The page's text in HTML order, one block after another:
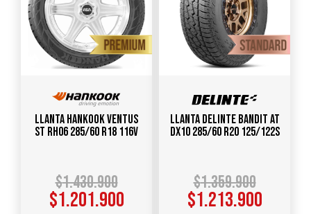
Llanta HANKOOK Ventus
ST RH06 285/60 R18 116V
$1.430.900
$1.201.900
Llanta DELINTE Bandit AT
DX10 285/60 R20 125/122S
$1.359.900
$1.213.900